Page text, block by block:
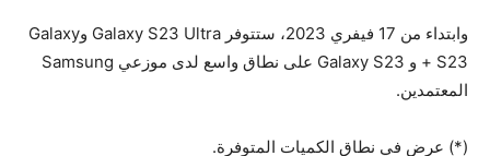
وابتداء من 17 فيفري 2023، ستتوفر Galaxy S23 Ultra وGalaxy
S23 + و Galaxy S23 على نطاق واسع لدى موزعي Samsung
المعتمدين.
(*) عرض في نطاق الكميات المتوفرة.